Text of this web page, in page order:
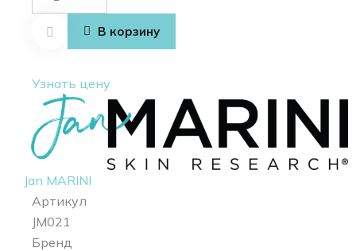
товара
BIOCLEAR®
Face Lotion
В корзину
Узнать цену
Jan MARINI
Артикул
JM021
Бренд